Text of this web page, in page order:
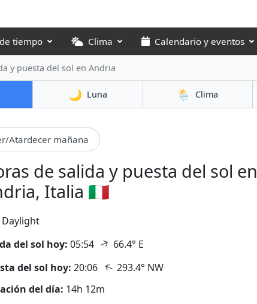
tiempo Clima Calendario y eventos
y puesta del sol en Andria
🌙 Luna 🌦️ Clima
Atardecer mañana
de salida y puesta del sol en
Italia 🇮🇹
Daylight
del sol hoy: 05:54 ↑ 66.4° E
del sol hoy: 20:06 ↑ 293.4° NW
del día: 14h 12m